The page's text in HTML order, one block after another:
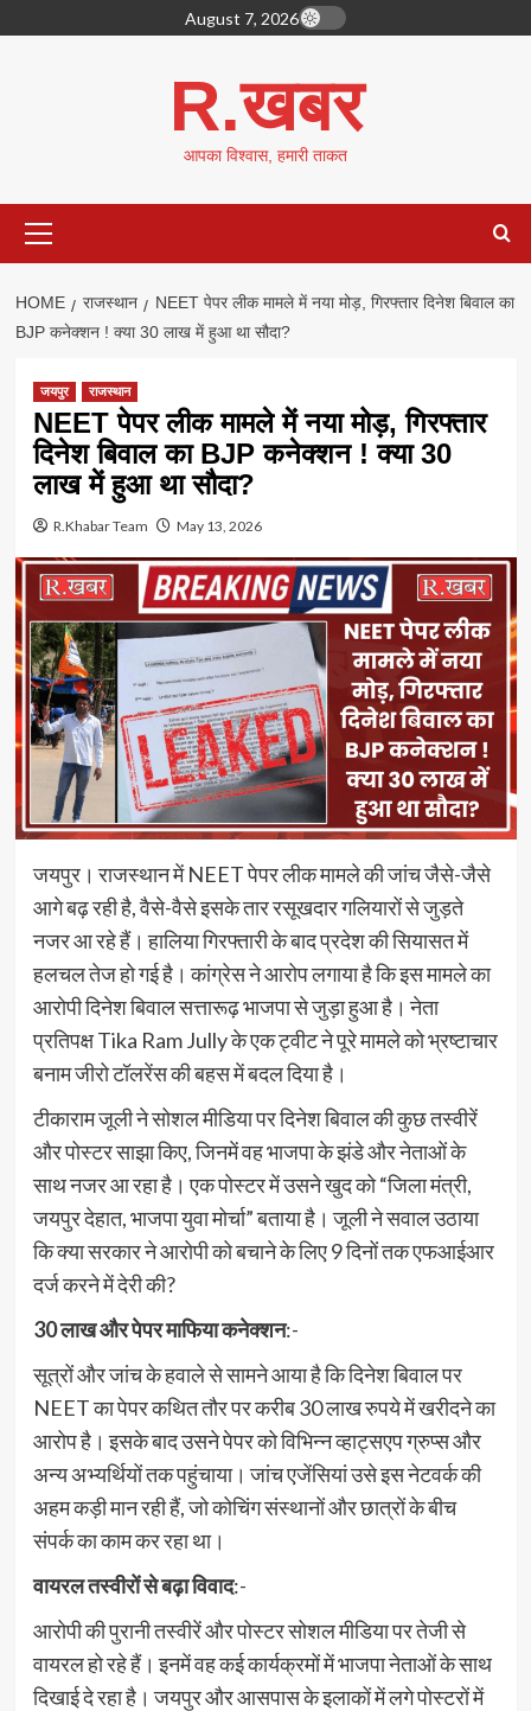
to
August 7, 2026
R.खबर
आपका विश्वास, हमारी ताकत
Menu
HOME राजस्थान
NEET पेपर लीक मामले में नया मोड़, गिरफ्तार दिनेश बिवाल का
BJP कनेक्शन ! क्या 30 लाख में हुआ था सौदा?
जयपुर राजस्थान
NEET पेपर लीक मामले में नया मोड़, गिरफ्तार
दिनेश बिवाल का BJP कनेक्शन ! क्या 30
लाख में हुआ था सौदा?
R.Khabar Team May 13, 2026
जयपुर। राजस्थान में NEET पेपर लीक मामले की जांच जैसे-जैसे
आगे बढ़ रही है, वैसे-वैसे इसके तार रसूखदार गलियारों से जुड़ते
नजर आ रहे हैं। हालिया गिरफ्तारी के बाद प्रदेश की सियासत में
हलचल तेज हो गई है। कांग्रेस ने आरोप लगाया है कि इस मामले का
आरोपी दिनेश बिवाल सत्तारूढ़ भाजपा से जुड़ा हुआ है। नेता
प्रतिपक्ष Tika Ram Jully के एक ट्वीट ने पूरे मामले को भ्रष्टाचार
बनाम जीरो टॉलरेंस की बहस में बदल दिया है।
टीकाराम जूली ने सोशल मीडिया पर दिनेश बिवाल की कुछ तस्वीरें
और पोस्टर साझा किए, जिनमें वह भाजपा के झंडे और नेताओं के
साथ नजर आ रहा है। एक पोस्टर में उसने खुद को “जिला मंत्री,
जयपुर देहात, भाजपा युवा मोर्चा” बताया है। जूली ने सवाल उठाया
कि क्या सरकार ने आरोपी को बचाने के लिए 9 दिनों तक एफआईआर
दर्ज करने में देरी की?
30 लाख और पेपर माफिया कनेक्शन:-
सूत्रों और जांच के हवाले से सामने आया है कि दिनेश बिवाल पर
NEET का पेपर कथित तौर पर करीब 30 लाख रुपये में खरीदने का
आरोप है। इसके बाद उसने पेपर को विभिन्न व्हाट्सएप ग्रुप्स और
अन्य अभ्यर्थियों तक पहुंचाया। जांच एजेंसियां उसे इस नेटवर्क की
अहम कड़ी मान रही हैं, जो कोचिंग संस्थानों और छात्रों के बीच
संपर्क का काम कर रहा था।
वायरल तस्वीरों से बढ़ा विवाद:-
आरोपी की पुरानी तस्वीरें और पोस्टर सोशल मीडिया पर तेजी से
वायरल हो रहे हैं। इनमें वह कई कार्यक्रमों में भाजपा नेताओं के साथ
दिखाई दे रहा है। जयपुर और आसपास के इलाकों में लगे पोस्टरों में